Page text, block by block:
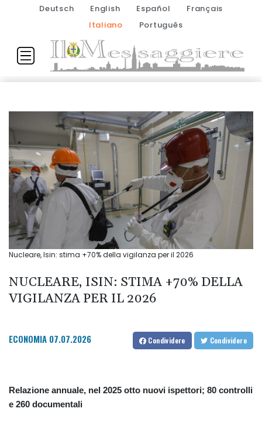
Deutsch English Español
Français
Italiano
Português
Nucleare, Isin: stima +70% della vigilanza per il 2026
NUCLEARE, ISIN: STIMA +70% DELLA
VIGILANZA PER IL 2026
ECONOMIA 07.07.2026 Condividere Condividere
Relazione annuale, nel 2025 otto nuovi ispettori; 80 controlli
e 260 documentali